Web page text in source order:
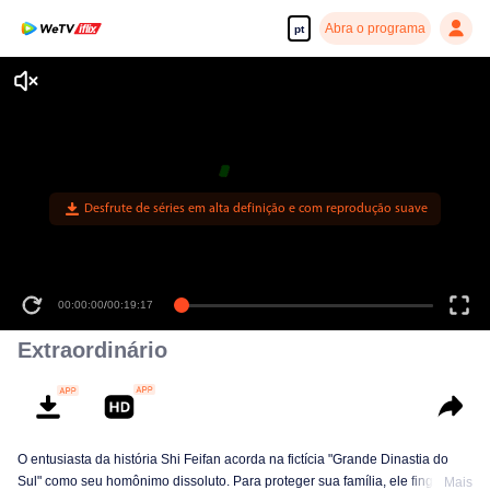
pt Abra o programa
Desfrute de séries em alta definição e com reprodução suave
00:00:00/00:19:17
Extraordinário
O entusiasta da história Shi Feifan acorda na fictícia "Grande Dinastia do
Sul" como seu homônimo dissoluto. Para proteger sua família, ele finge
Mais